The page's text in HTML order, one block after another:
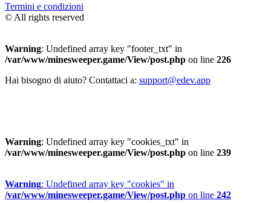
Termini e condizioni
© All rights reserved
Warning: Undefined array key "footer_txt" in
/var/www/minesweeper.game/View/post.php on line 226
Hai bisogno di aiuto? Contattaci a: support@edev.app
Warning: Undefined array key "cookies_txt" in
/var/www/minesweeper.game/View/post.php on line 239
Warning: Undefined array key "cookies" in
/var/www/minesweeper.game/View/post.php on line 242